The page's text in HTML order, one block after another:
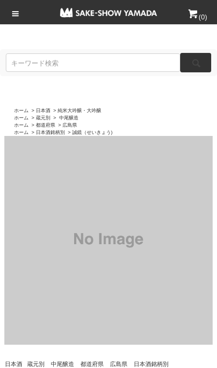
(0)
ホーム > 日本酒 > 純米大吟醸・大吟醸
ホーム
> 蔵元別 > 中尾醸造
ホーム
> 都道府県 > 広島県
ホーム
> 日本酒銘柄別 > 誠鏡（せいきょう)
日本酒 蔵元別 中尾醸造 都道府県 広島県
日本酒銘柄別